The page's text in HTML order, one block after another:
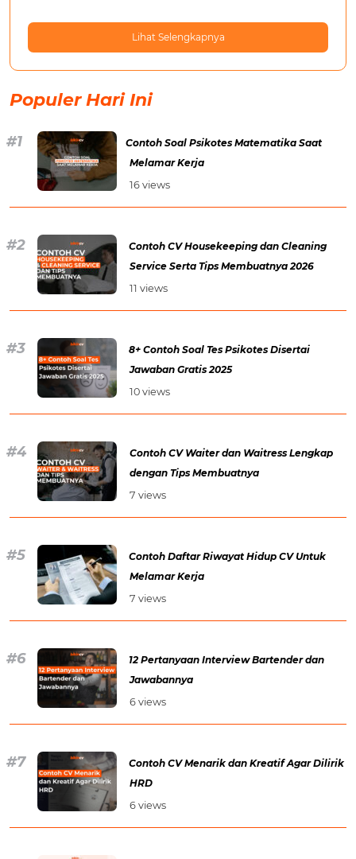
Lihat Selengkapnya
Populer Hari Ini
Contoh Soal Psikotes Matematika Saat
Melamar Kerja
16 views
Contoh CV Housekeeping dan Cleaning
Service Serta Tips Membuatnya 2026
11 views
8+ Contoh Soal Tes Psikotes Disertai
Jawaban Gratis 2025
10 views
Contoh CV Waiter dan Waitress Lengkap
dengan Tips Membuatnya
7 views
Contoh Daftar Riwayat Hidup CV Untuk
Melamar Kerja
7 views
12 Pertanyaan Interview Bartender dan
Jawabannya
6 views
Contoh CV Menarik dan Kreatif Agar Dilirik
HRD
6 views